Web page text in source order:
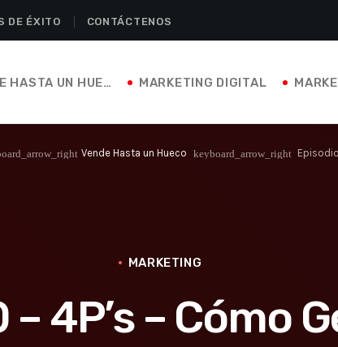
DE ÉXITO CONTÁCTENOS
VENDE HASTA UN HUECO MARKETING DIGITAL
Vende Hasta un Hueco keyboard_arrow_right
MARKETING
4P’s – Cómo